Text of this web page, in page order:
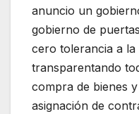
anuncio un
gobierno de
cero tolerancia a
transparentando
compra de bienes
asignación de